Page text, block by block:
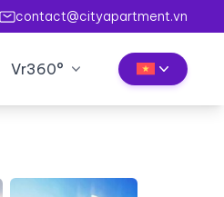
contact@cityapartment.vn
Vr360°